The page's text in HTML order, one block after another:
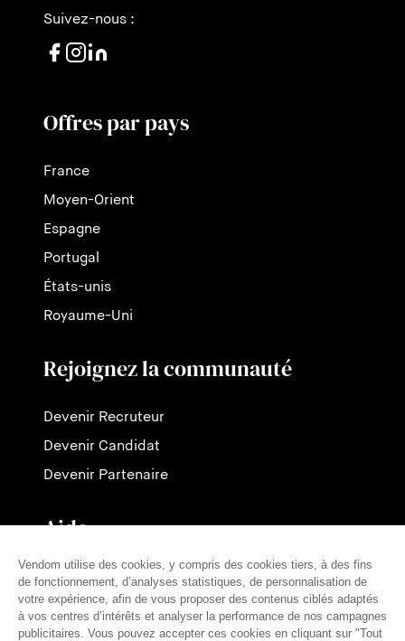
Suivez-nous :
Offres par pays
France
Moyen-Orient
Espagne
Portugal
États-unis
Royaume-Uni
Rejoignez la communauté
Devenir Recruteur
Devenir Candidat
Devenir Partenaire
Aide
Contactez-nous
Nos tarifs
FAQ